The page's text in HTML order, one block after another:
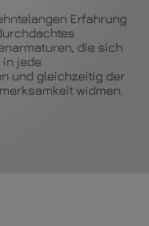
Erfahrung
die sich
jede
und gleichzeitig der
widmen.